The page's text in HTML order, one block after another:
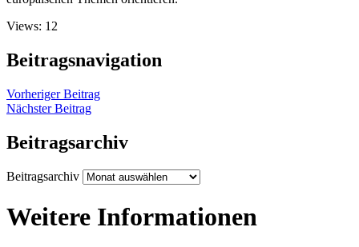
Views: 12
Beitragsnavigation
Vorheriger Beitrag
Nächster Beitrag
Beitragsarchiv
Beitragsarchiv
Weitere Informationen